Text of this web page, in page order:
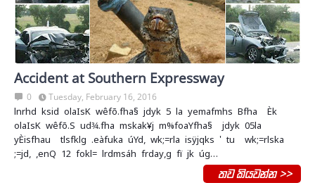
Accident at Southern Expressway
0
Tuesday, February 16, 2016
lnrhd ksid ola‍IsK wêfõ.fha§ jdyk 5 la yemafmhs Bfha Èk
ola‍IsK wêfõ.S ud¾.fha mskak¥j m%foaYfha§ jdyk 05la‌
yÈisfhau tlsfklg .eàfuka úYd, wk;=rla isÿjqks ' tu wk;=rlska
;=jd, ,enQ 12 fokl= lrdmsáh frday,g fï jk úg…
තව කියවන්න >>